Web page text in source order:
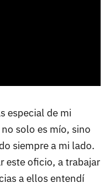
especial de mi
solo es mío, sino
siempre a mi lado.
este oficio, a trabajar
a ellos entendí